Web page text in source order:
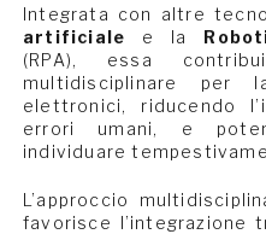
Integrata con altre
artificiale e la
(RPA), essa
multidisciplinare per
elettronici, riducendo
errori umani, e
individuare
L’approccio
favorisce l’integrazione